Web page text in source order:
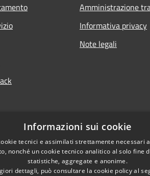
Amministrazione
Informativa privacy
Note legali
Informazioni sui cookie
tecnici e assimilati strettamente necessari
nonché un cookie tecnico analitico al solo fine
statistiche, aggregate e anonime.
dettagli, può consultare la cookie policy al